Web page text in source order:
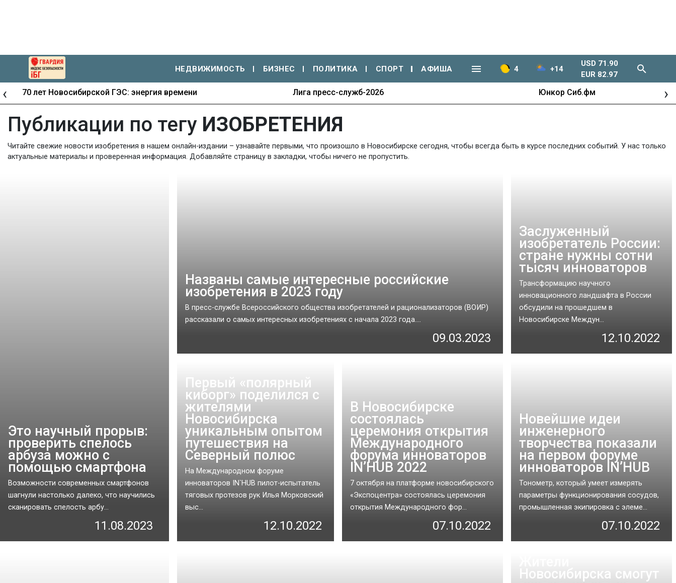
НЕДВИЖИМОСТЬ БИЗНЕС ПОЛИТИКА СПОРТ АФИША 4 +14
USD 71.90
EUR 82.97
70 лет Новосибирской ГЭС: энергия времени Лига пресс-служб-2026 Юнкор Сиб.фм
‹ ›
Публикации по тегу ИЗОБРЕТЕНИЯ
Читайте свежие новости изобретения в нашем онлайн-издании – узнавайте первыми, что произошло в Новосибирске сегодня, чтобы всегда быть в курсе последних событий. У нас только
актуальные материалы и проверенная информация. Добавляйте страницу в закладки, чтобы ничего не пропустить.
Это научный прорыв:
проверить спелось
арбуза можно с
помощью смартфона
Возможности современных смартфонов
шагнули настолько далеко, что научились
сканировать спелость арбу...
11.08.2023
Названы самые интересные российские
изобретения в 2023 году
В пресс-службе Всероссийского общества изобретателей и рационализаторов (ВОИР)
рассказали о самых интересных изобретениях с начала 2023 года....
09.03.2023
Заслуженный
изобретатель России:
стране нужны сотни
тысяч инноваторов
Трансформацию научного
инновационного ландшафта в России
обсудили на прошедшем в
Новосибирске Междун...
12.10.2022
Первый «полярный
киборг» поделился с
жителями
Новосибирска
уникальным опытом
путешествия на
Северный полюс
На Международном форуме
инноваторов IN`HUB пилот-испытатель
тяговых протезов рук Илья Морковский
выс...
12.10.2022
В Новосибирске
состоялась
церемония открытия
Международного
форума инноваторов
IN’HUB 2022
7 октября на платформе новосибирского
«Экспоцентра» состоялась церемония
открытия Международного фор...
07.10.2022
Новейшие идеи
инженерного
творчества показали
на первом форуме
инноваторов IN’HUB
Тонометр, который умеет измерять
параметры функционирования сосудов,
промышленная экипировка с элеме...
07.10.2022
Новосибирска смогут